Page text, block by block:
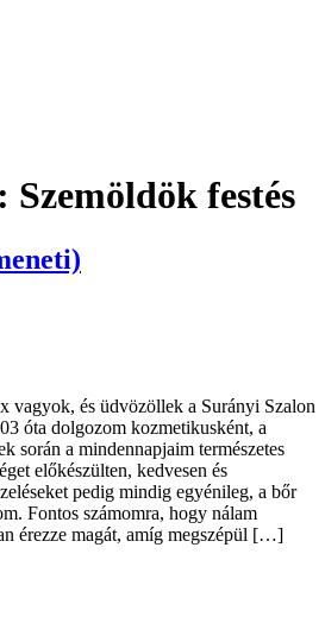
Szemöldök festés
vagyok, és üdvözöllek a Surányi Szalon
óta dolgozom kozmetikusként, a
során a mindennapjaim természetes
előkészülten, kedvesen és
pedig mindig egyénileg, a bőr
Fontos számomra, hogy nálam
érezze magát, amíg megszépül […]